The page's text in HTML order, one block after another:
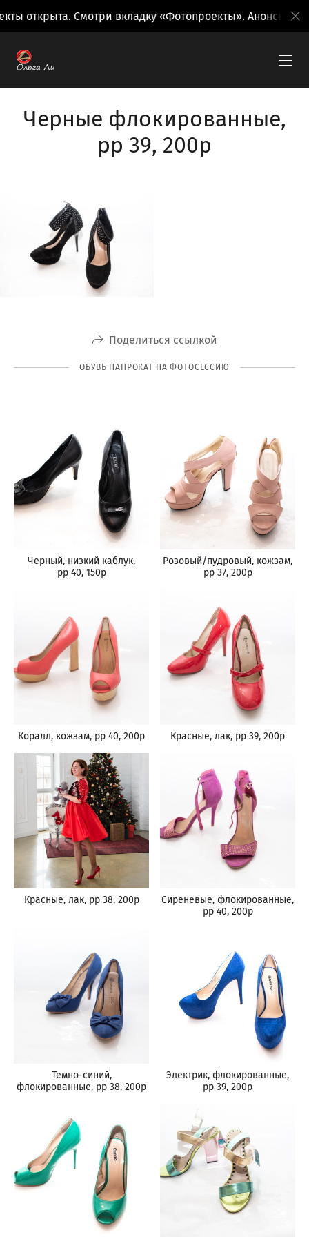
открыта. Смотри вкладку «Фотопроекты». Анонсы
Черные флокированные,
рр 39, 200р
Поделиться ссылкой
ОБУВЬ НАПРОКАТ НА ФОТОСЕССИЮ
Черный, низкий каблук,
рр 40, 150р
Розовый/пудровый, кожзам,
рр 37, 200р
Коралл, кожзам, рр 40, 200р Красные, лак, рр 39, 200р
Красные, лак, рр 38, 200р
Сиреневые, флокированные,
рр 40, 200р
Темно-синий,
флокированные, рр 38, 200р
Электрик, флокированные,
рр 39, 200р